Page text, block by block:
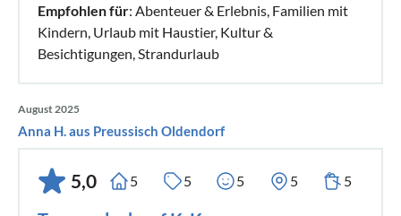
Empfohlen für: Abenteuer & Erlebnis, Familien mit
Kindern, Urlaub mit Haustier, Kultur &
Besichtigungen, Strandurlaub
August 2025
Anna H. aus Preussisch Oldendorf
5,0 5 5 5 5 5